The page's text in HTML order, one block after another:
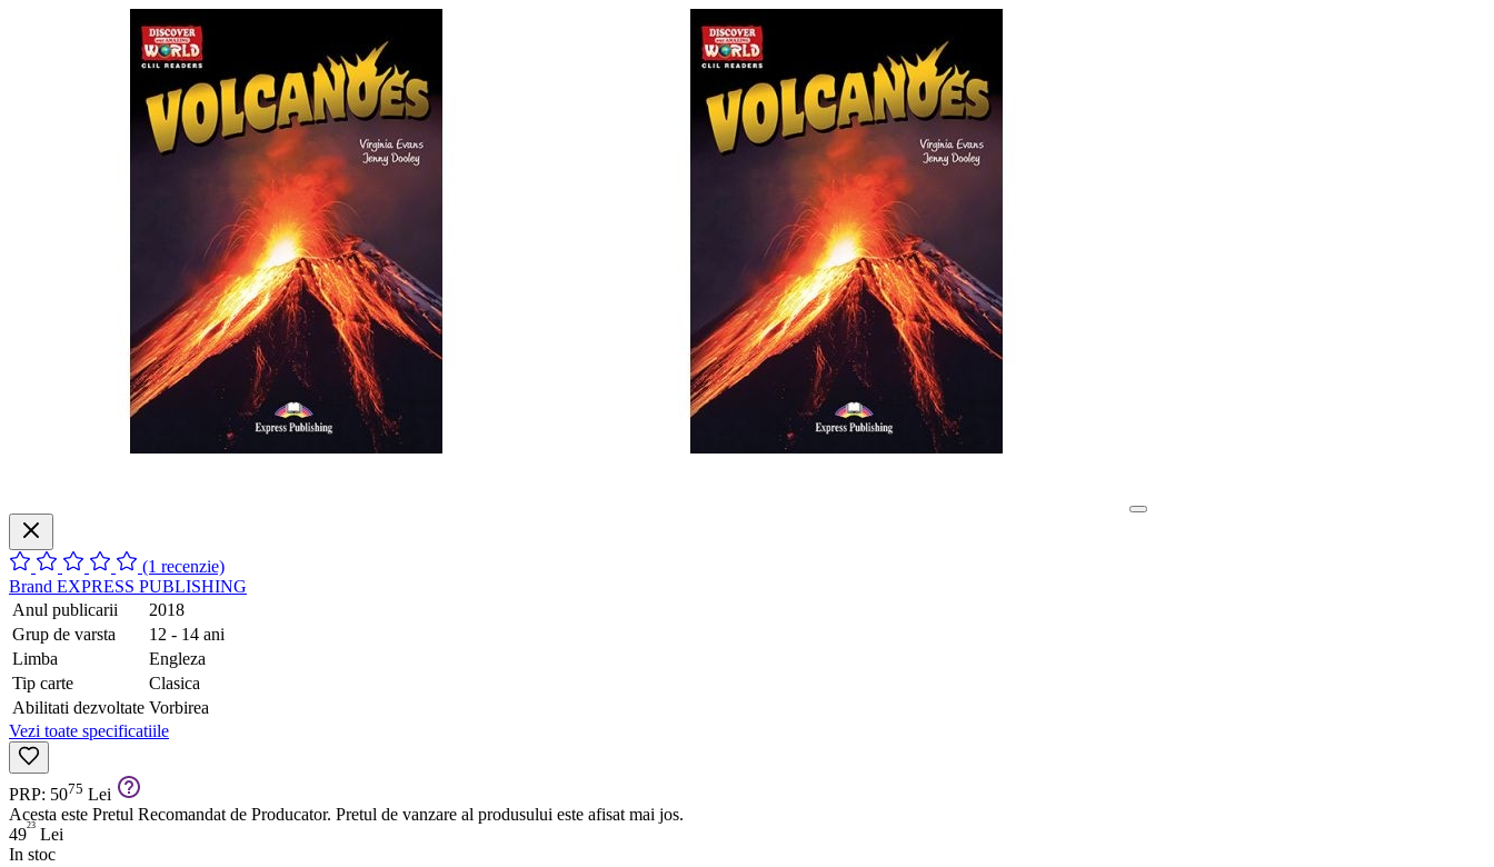
(1 recenzie)
Brand EXPRESS PUBLISHING
Anul publicarii
2018
Grup de varsta
12 - 14 ani
Limba
Engleza
Tip carte
Clasica
Abilitati dezvoltate Vorbirea
Vezi toate specificatiile
PRP: 5075 Lei
Acesta este Pretul Recomandat de Producator. Pretul de vanzare al produsului este afisat mai jos.
4923 Lei
In stoc